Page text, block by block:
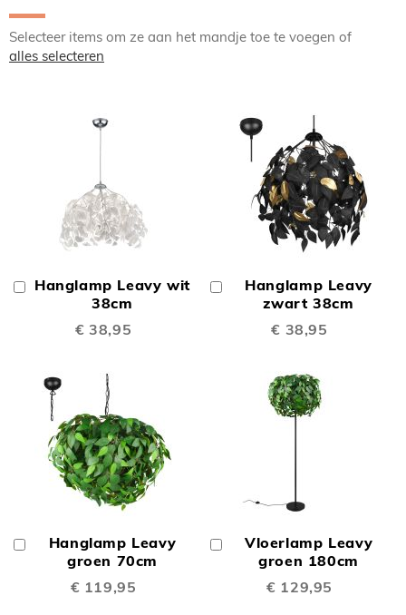
Selecteer items om ze aan het mandje toe te voegen of
alles selecteren
Hanglamp Leavy wit
38cm
€ 38,95
In
Winkelwagen
Hanglamp Leavy
zwart 38cm
€ 38,95
Winkelwagen
Hanglamp Leavy
groen 70cm
€ 119,95
Winkelwagen
Vloerlamp Leavy
groen 180cm
€ 129,95
Winkelwagen